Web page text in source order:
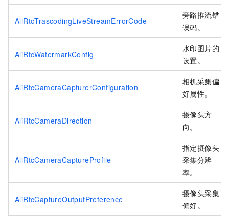
AliRtcTrascodingLiveStreamErrorCode
旁路推流错
误码。
AliRtcWatermarkConfig
水印图片的
设置。
AliRtcCameraCapturerConfiguration
相机采集偏
好属性。
AliRtcCameraDirection
摄像头方
向。
AliRtcCameraCaptureProfile
指定摄像头
采集分辨
率。
AliRtcCaptureOutputPreference
摄像头采集
偏好。